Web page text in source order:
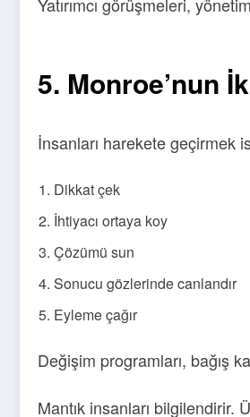
5. Monroe’nun
İnsanları harekete geçirmek
Dikkat çek
İhtiyacı ortaya koy
Çözümü sun
Sonucu gözlerinde canlandır
Eyleme çağır
Değişim programları, bağış
Mantık insanları bilgilendirir.